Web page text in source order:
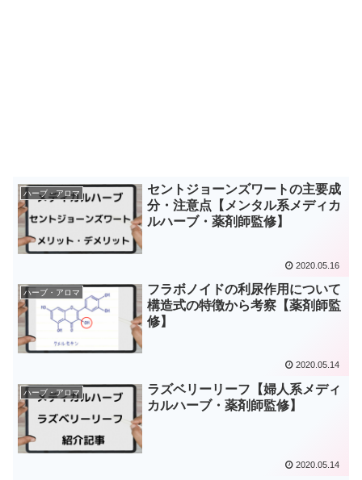
ハーブ・アロマ
セントジョーンズワートの主要成
分・注意点【メンタル系メディカ
ルハーブ・薬剤師監修】
2020.05.16
ハーブ・アロマ
フラボノイドの利尿作用について
構造式の特徴から考察【薬剤師監
修】
2020.05.14
ハーブ・アロマ
ラズベリーリーフ【婦人系メディ
カルハーブ・薬剤師監修】
2020.05.14